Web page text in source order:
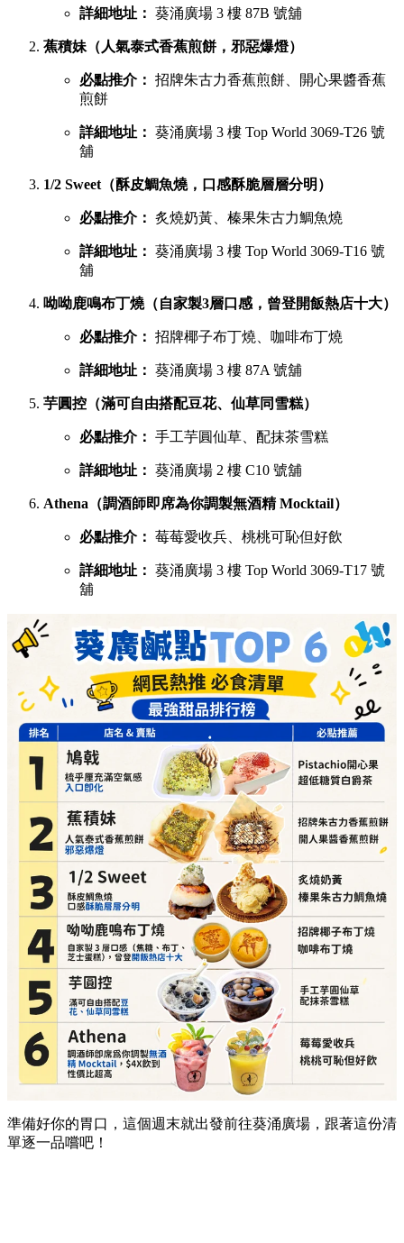
詳細地址： 葵涌廣場 3 樓 87B 號舖
蕉積妹（人氣泰式香蕉煎餅，邪惡爆燈）
必點推介： 招牌朱古力香蕉煎餅、開心果醬香蕉
煎餅
詳細地址： 葵涌廣場 3 樓 Top World 3069-T26 號
舖
1/2 Sweet（酥皮鯛魚燒，口感酥脆層層分明）
必點推介： 炙燒奶黃、榛果朱古力鯛魚燒
詳細地址： 葵涌廣場 3 樓 Top World 3069-T16 號
舖
呦呦鹿鳴布丁燒（自家製3層口感，曾登開飯熱店十大）
必點推介： 招牌椰子布丁燒、咖啡布丁燒
詳細地址： 葵涌廣場 3 樓 87A 號舖
芋圓控（滿可自由搭配豆花、仙草同雪糕）
必點推介： 手工芋圓仙草、配抹茶雪糕
詳細地址： 葵涌廣場 2 樓 C10 號舖
Athena（調酒師即席為你調製無酒精 Mocktail）
必點推介： 莓莓愛收兵、桃桃可恥但好飲
詳細地址： 葵涌廣場 3 樓 Top World 3069-T17 號
舖
準備好你的胃口，這個週末就出發前往葵涌廣場，跟著這份清
單逐一品嚐吧！